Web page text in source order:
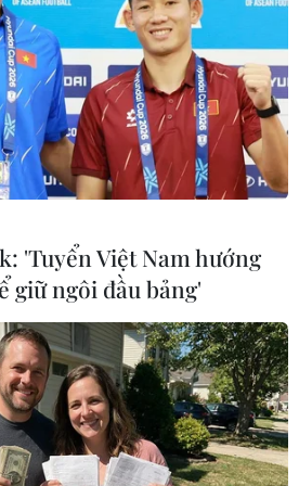
Trung, quận Đống Đa, Hà Nội
vụ cô giáo bắt học sinh lớp 2 tát
thì bảo có sự việc này,
không.
'Tuyển Việt Nam hướng
giữ ngôi đầu bảng'